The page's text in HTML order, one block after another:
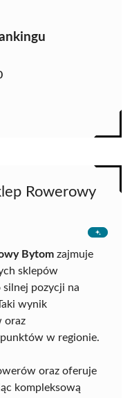
Rowerowy
Bytom zajmuje
sklepów
pozycji na
wynik
oraz
w regionie.
oraz oferuje
kompleksową